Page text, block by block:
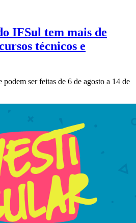
IFSul tem mais de
técnicos e
podem ser feitas de 6 de agosto a 14 de